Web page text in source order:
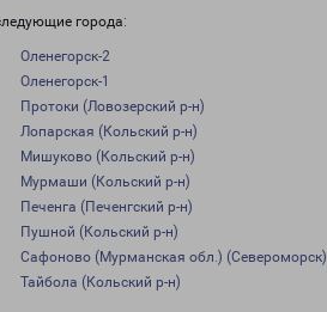
города:
Оленегорск-2
Оленегорск-1
Протоки (Ловозерский р-н)
Лопарская (Кольский р-н)
Мишуково (Кольский р-н)
Мурмаши (Кольский р-н)
Печенга (Печенгский р-н)
Пушной (Кольский р-н)
Сафоново (Мурманская обл.) (Североморск)
Тайбола (Кольский р-н)